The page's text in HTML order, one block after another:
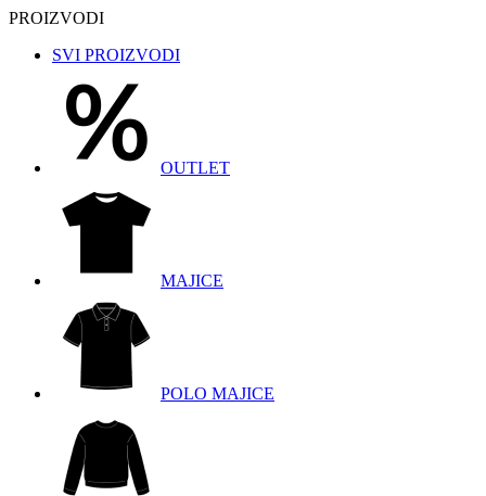
PROIZVODI
SVI PROIZVODI
OUTLET
MAJICE
POLO MAJICE